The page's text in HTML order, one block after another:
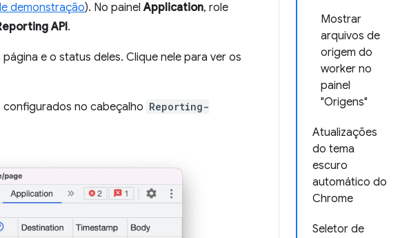
Mostrar
arquivos de
origem do
worker no
painel
"Origens"
Atualizações
do tema
escuro
automático do
Chrome
Seletor de
demonstração). No painelApplication, role
API.
e o status deles. Clique nele para ver os
no cabeçalho Reporting-